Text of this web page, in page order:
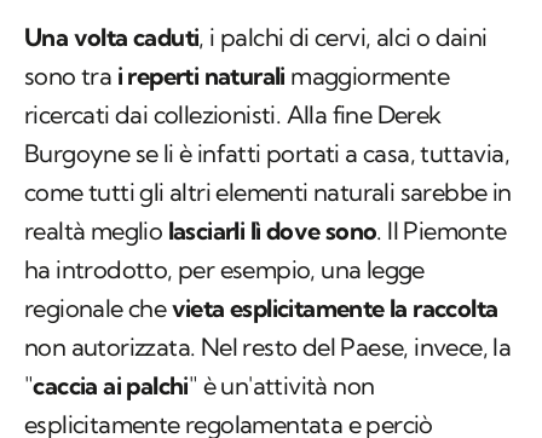
Una volta caduti , i palchi di cervi, alci o daini
sono trai reperti naturali maggiormente
ricercati dai collezionisti. Alla fine Derek
Burgoyne se li è infatti portati a casa, tuttavia,
come tutti gli altri elementi naturali sarebbe in
realtà meglio lasciarli lì dove sono. Il Piemonte
ha introdotto, per esempio, una legge
regionale chevieta esplicitamente la raccolta
non autorizzata. Nel resto del Paese, invece, la
"caccia ai palchi" è un'attività non